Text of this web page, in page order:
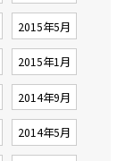
2015年5月
2015年1月
2014年9月
2014年5月